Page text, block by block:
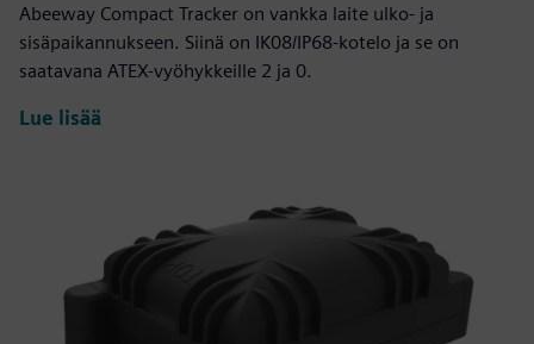
Abeeway Compact Tracker on vankka laite ulko- ja
sisäpaikannukseen. Siinä on IK08/IP68-kotelo ja se on
saatavana ATEX-vyöhykkeille 2 ja 0.
Lue lisää